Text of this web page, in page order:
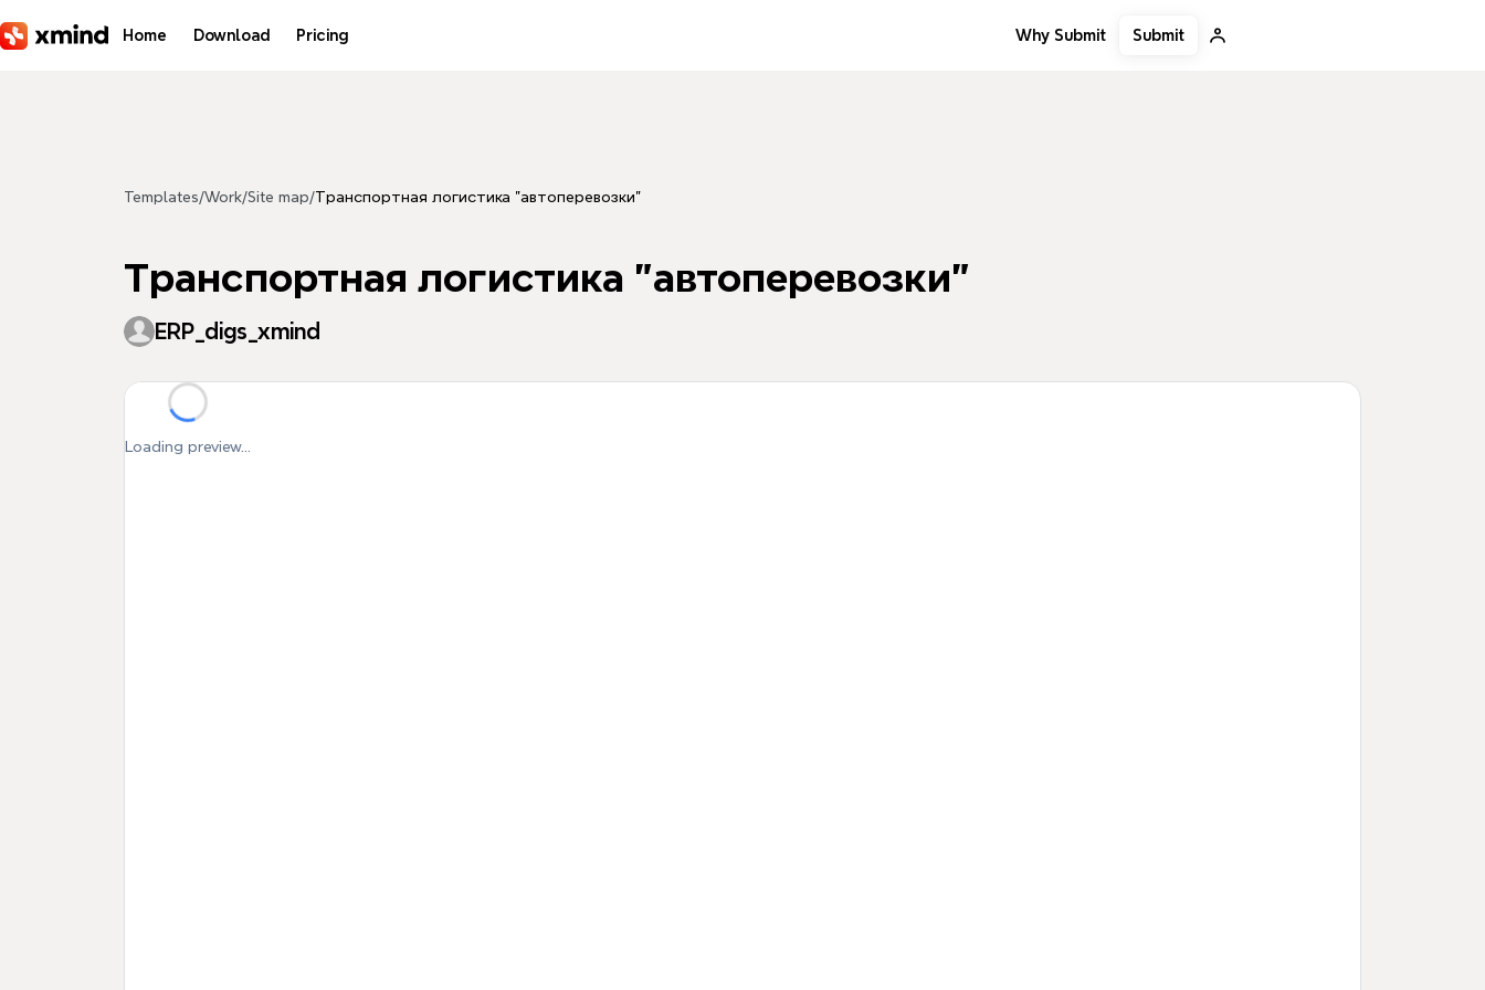
Home Download Pricing Why Submit Submit
Templates/Work/Site map/Транспортная логистика "автоперевозки"
Транспортная логистика "автоперевозки"
ERP_digs_xmind
Loading preview...